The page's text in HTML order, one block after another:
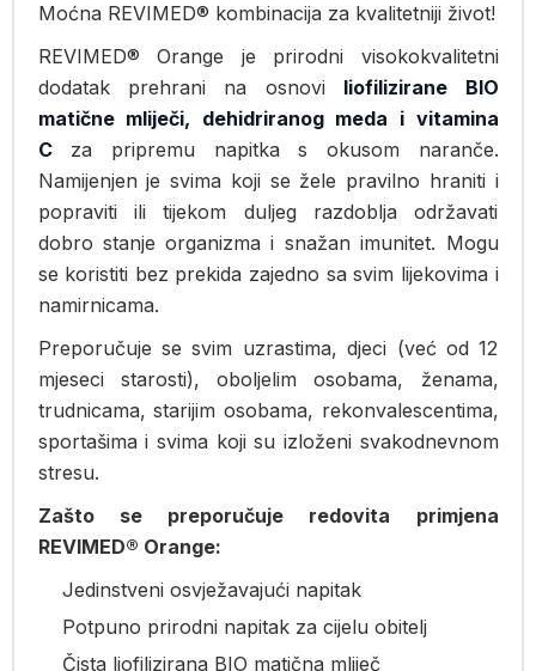
Moćna REVIMED® kombinacija za kvalitetniji život!
REVIMED® Orange je prirodni visokokvalitetni
dodatak prehrani na osnovi liofilizirane BIO
matične mliječi, dehidriranog meda i vitamina
C
za pripremu napitka s okusom naranče.
Namijenjen je svima koji se žele pravilno hraniti i
popraviti ili tijekom duljeg razdoblja održavati
dobro stanje organizma i snažan imunitet. Mogu
se koristiti bez prekida zajedno sa svim lijekovima i
namirnicama.
Preporučuje se svim uzrastima, djeci (već od 12
mjeseci starosti), oboljelim osobama, ženama,
trudnicama, starijim osobama, rekonvalescentima,
sportašima i svima koji su izloženi svakodnevnom
stresu.
Zašto se preporučuje redovita primjena
REVIMED® Orange:
Jedinstveni osvježavajući napitak
Potpuno prirodni napitak za cijelu obitelj
Čista liofilizirana BIO matična mliječ